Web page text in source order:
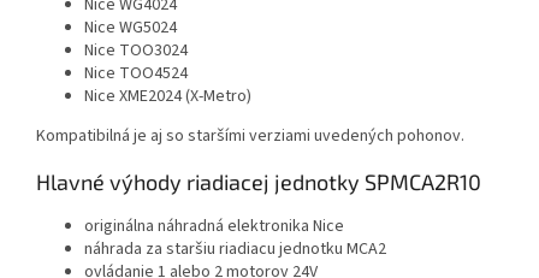
Nice WG4024
Nice WG5024
Nice TOO3024
Nice TOO4524
Nice XME2024 (X-Metro)
Kompatibilná je aj so staršími verziami uvedených pohonov.
Hlavné výhody riadiacej jednotky SPMCA2R10
originálna náhradná elektronika Nice
náhrada za staršiu riadiacu jednotku MCA2
ovládanie 1 alebo 2 motorov 24V